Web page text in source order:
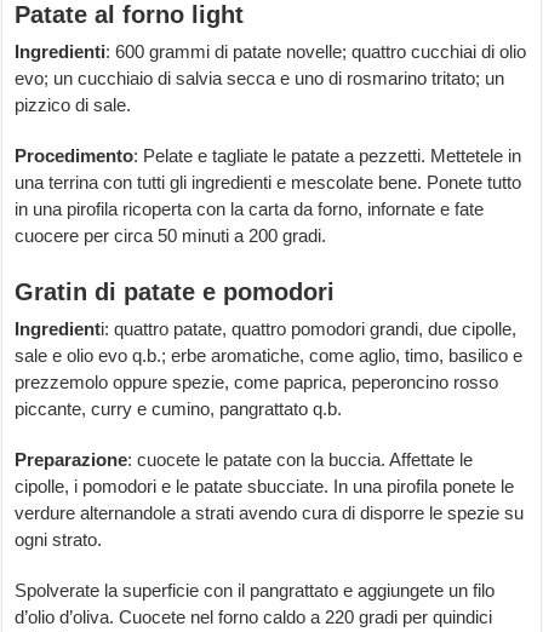
Patate al forno light
Ingredienti: 600 grammi di patate novelle; quattro cucchiai di olio
evo; un cucchiaio di salvia secca e uno di rosmarino tritato; un
pizzico di sale.
Procedimento: Pelate e tagliate le patate a pezzetti. Mettetele in
una terrina con tutti gli ingredienti e mescolate bene. Ponete tutto
in una pirofila ricoperta con la carta da forno, infornate e fate
cuocere per circa 50 minuti a 200 gradi.
Gratin di patate e pomodori
Ingredienti: quattro patate, quattro pomodori grandi, due cipolle,
sale e olio evo q.b.; erbe aromatiche, come aglio, timo, basilico e
prezzemolo oppure spezie, come paprica, peperoncino rosso
piccante, curry e cumino, pangrattato q.b.
Preparazione: cuocete le patate con la buccia. Affettate le
cipolle, i pomodori e le patate sbucciate. In una pirofila ponete le
verdure alternandole a strati avendo cura di disporre le spezie su
ogni strato.
Spolverate la superficie con il pangrattato e aggiungete un filo
d’olio d’oliva. Cuocete nel forno caldo a 220 gradi per quindici